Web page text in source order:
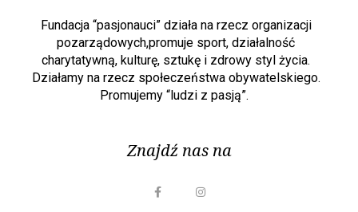
Fundacja “pasjonauci” działa na rzecz organizacji
pozarządowych,promuje sport, działalność
charytatywną, kulturę, sztukę i zdrowy styl życia.
Działamy na rzecz społeczeństwa obywatelskiego.
Promujemy “ludzi z pasją”.
Znajdź nas na